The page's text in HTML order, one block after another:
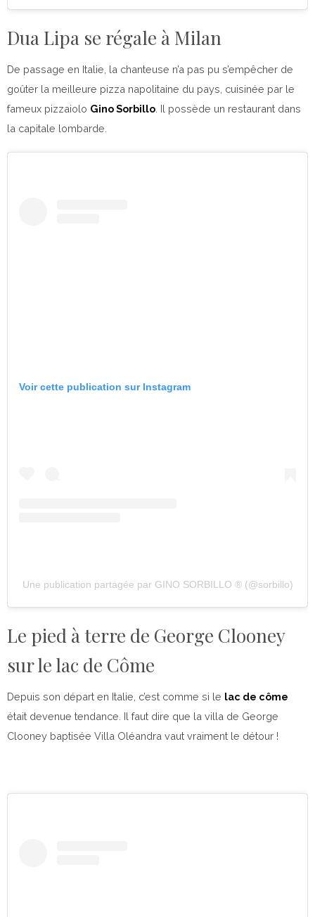
Dua Lipa se régale à Milan
De passage en Italie, la chanteuse n’a pas pu s’empêcher de
goûter la meilleure pizza napolitaine du pays, cuisinée par le
fameux pizzaiolo Gino Sorbillo . Il possède un restaurant dans
la capitale lombarde.
Voir cette publication sur Instagram
Une publication partagée par GINO SORBILLO ®️ (@sorbillo)
Le pied à terre de George Clooney
sur le lac de Côme
Depuis son départ en Italie, c’est comme si le lac de côme
était devenue tendance. Il faut dire que la villa de George
Clooney baptisée Villa Oléandra vaut vraiment le détour !